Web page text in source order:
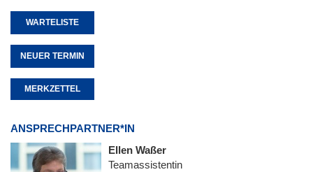
WARTELISTE
NEUER TERMIN
MERKZETTEL
ANSPRECHPARTNER*IN
Ellen Waßer
Teamassistentin